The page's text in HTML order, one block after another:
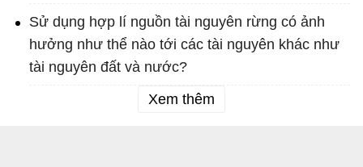
Sử dụng hợp lí nguồn tài nguyên rừng có ảnh
hưởng như thể nào tới các tài nguyên khác như
tài nguyên đất và nước?
Xem thêm